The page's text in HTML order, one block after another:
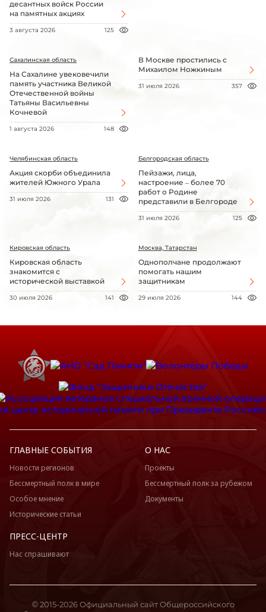
десантных войск России
на памятных акциях
3 августа 2026 125
Сахалинская область
На Сахалине увековечили
память участника Великой
Отечественной войны
Татьяны Васильевны
Кочневой
1 августа 2026 148
В Москве простились с
Михаилом Ножкиным
31 июля 2026 357
Челябинская область
Акция скорби объединила
жителей Южного Урала
31 июля 2026 131
Белгородская область
Пейзажи, лица,
настроение – более 70
работ о Родине
представили в Белгороде
31 июля 2026 125
Кировская область
Кировская область
знакомится с
исторической выставкой
30 июля 2026 141
Москва, Татарстан
Однополчане продолжают
помогать нашим
защитникам
29 июля 2026 144
ГЛАВНЫЕ СОБЫТИЯ
Новости регионов
Бессмертный полк в мире
Особое мнение
Исторические статьи
О НАС
Проекты
Бессмертный полк за рубежом
Документы
ПРЕСС-ЦЕНТР
Нас спрашивают
© 2015-2026 Официальный сайт Общероссийского